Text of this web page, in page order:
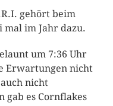
gehört beim
mal im Jahr dazu.
um 7:36 Uhr
Erwartungen nicht
nicht
es Cornflakes